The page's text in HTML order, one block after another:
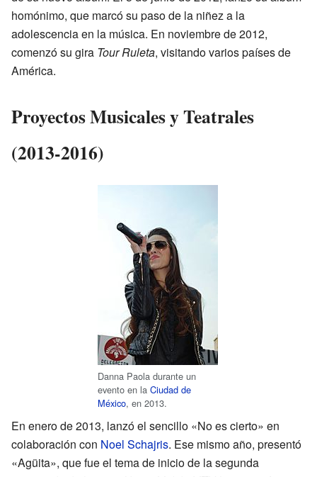
homónimo, que marcó su paso de la niñez a la
adolescencia en la música. En noviembre de 2012,
comenzó su gira Tour Ruleta, visitando varios países de
América.
Proyectos Musicales y Teatrales
(2013-2016)
Danna Paola durante un
evento en la Ciudad de
México, en 2013.
En enero de 2013, lanzó el sencillo «No es cierto» en
colaboración con Noel Schajris. Ese mismo año, presentó
«Agüita», que fue el tema de inicio de la segunda